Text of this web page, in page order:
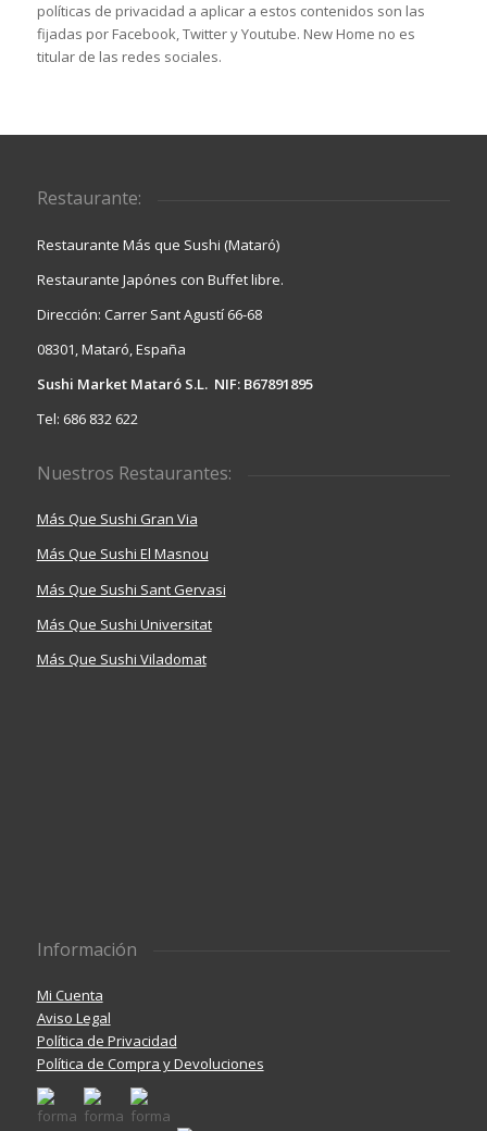
políticas de privacidad a aplicar a estos contenidos son las
fijadas por Facebook, Twitter y Youtube. New Home no es
titular de las redes sociales.
Restaurante:
Restaurante Más que Sushi (Mataró)
Restaurante Japónes con Buffet libre.
Dirección: Carrer Sant Agustí 66-68
08301, Mataró, España
Sushi Market Mataró S.L. NIF: B67891895
Tel: 686 832 622
Nuestros Restaurantes:
Más Que Sushi Gran Via
Más Que Sushi El Masnou
Más Que Sushi Sant Gervasi
Más Que Sushi Universitat
Más Que Sushi Viladomat
Información
Mi Cuenta
Aviso Legal
Política de Privacidad
Política de Compra y Devoluciones